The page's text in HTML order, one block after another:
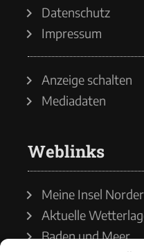
Datenschutz
Impressum
Anzeige schalten
Mediadaten
Weblinks
Meine Insel
Aktuelle
Baden und Meer